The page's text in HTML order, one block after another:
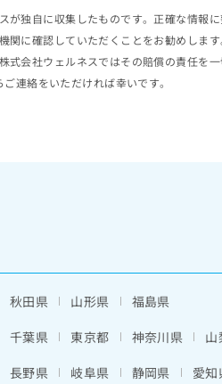
独自に収集したものです。正確な情報
に確認していただくことをお勧めします
会社ウェルネスではその賠償の責任を一
ご連絡をいただければ幸いです。
秋田県 山形県
福島県
千葉県
東京都 神奈川県
山
長野県
岐阜県 静岡県 愛知